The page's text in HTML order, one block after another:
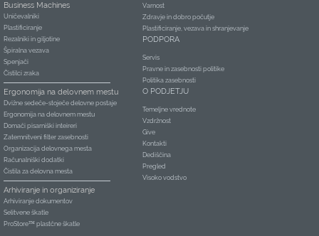
Business Machines
Uničevalniki
Plastificiranje
Rezalniki in giljotine
Špiralna vezava
Spenjači
Čistilci zraka
Ergonomija na delovnem mestu
Dvižne sedeče-stoječe delovne postaje
Ergonomija na delovnem mestu
Domači pisarniški inteireri
Zatemnitveni filter zasebnosti
Organizacija delovnega mesta
Računalniški dodatki
Čistila za delovna mesta
Arhiviranje in organiziranje
Arhiviranje dokumentov
Selitvene škatle
ProStore™ plastčne škatle
Varnost
Zdravje in dobro počutje
Plastificiranje, vezava in shranjevanje
PODPORA
Servis
Pravne in zasebnosti politike
Politika zasebnosti
O PODJETJU
Temeljne vrednote
Vzdržnost
Give
Kontakti
Dediščina
Pregled
Visoko vodstvo